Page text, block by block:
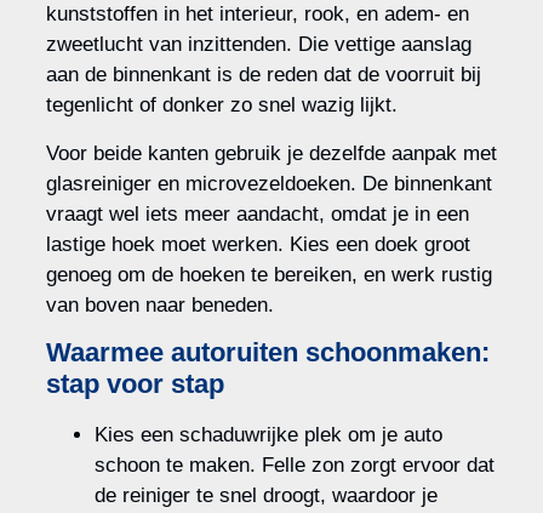
kunststoffen in het interieur, rook, en adem- en
zweetlucht van inzittenden. Die vettige aanslag
aan de binnenkant is de reden dat de voorruit bij
tegenlicht of donker zo snel wazig lijkt.
Voor beide kanten gebruik je dezelfde aanpak met
glasreiniger en microvezeldoeken. De binnenkant
vraagt wel iets meer aandacht, omdat je in een
lastige hoek moet werken. Kies een doek groot
genoeg om de hoeken te bereiken, en werk rustig
van boven naar beneden.
Waarmee autoruiten schoonmaken:
stap voor stap
Kies een schaduwrijke plek om je auto
schoon te maken. Felle zon zorgt ervoor dat
de reiniger te snel droogt, waardoor je